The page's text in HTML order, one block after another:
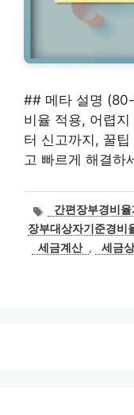
## 메타 설명
비율 적용, 어렵
터 신고까지, 꿀
고 빠르게 해결하
태
그
간편장부경비
장부대상자기준경비
세금계산 , 세금